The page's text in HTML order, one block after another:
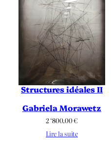
Structures idéales II
Gabriela Morawetz
2 ‘800.00€
Lire la suite